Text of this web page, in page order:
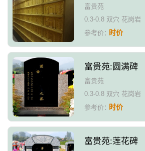
富贵苑
0.3-0.8 双穴 花岗岩
参考价：时价
富贵苑:圆满碑
富贵苑
0.3-0.8 双穴 花岗岩
参考价：时价
富贵苑:莲花碑